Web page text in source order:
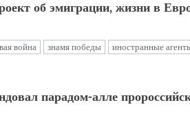
об эмиграции, жизни в
война знамя победы иностранные
парадом-алле